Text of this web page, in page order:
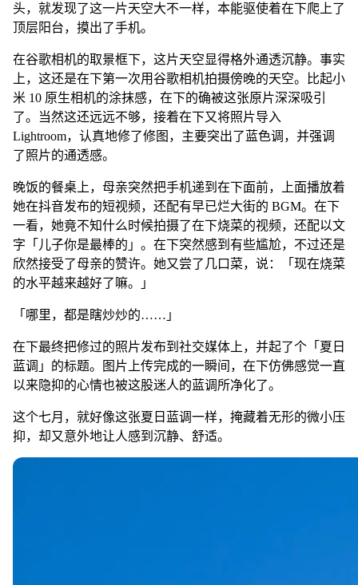
头，就发现了这一片天空大不一样，本能驱使着在下爬上了
顶层阳台，摸出了手机。
在谷歌相机的取景框下，这片天空显得格外通透沉静。事实
上，这还是在下第一次用谷歌相机拍摄傍晚的天空。比起小
米 10 原生相机的涂抹感，在下的确被这张原片深深吸引
了。当然这还远远不够，接着在下又将照片导入
Lightroom，认真地修了修图，主要突出了蓝色调，并强调
了照片的通透感。
晚饭的餐桌上，母亲突然把手机递到在下面前，上面播放着
她在抖音发布的短视频，还配有早已烂大街的 BGM。在下
一看，她竟不知什么时候拍摄了在下烧菜的视频，还配以文
字「儿子你是最棒的」。在下突然感到有些尴尬，不过还是
欣然接受了母亲的赞许。她又尝了几口菜，说：「现在烧菜
的水平越来越好了嘛。」
「哪里，都是瞎炒炒的……」
在下最终把修过的照片发布到社交媒体上，并起了个「夏日
蓝调」的标题。图片上传完成的一瞬间，在下仿佛感觉一直
以来隐抑的心情也被这股迷人的蓝调所净化了。
这个七月，就好像这张夏日蓝调一样，掩藏着无形的微小压
抑，却又意外地让人感到沉静、舒适。